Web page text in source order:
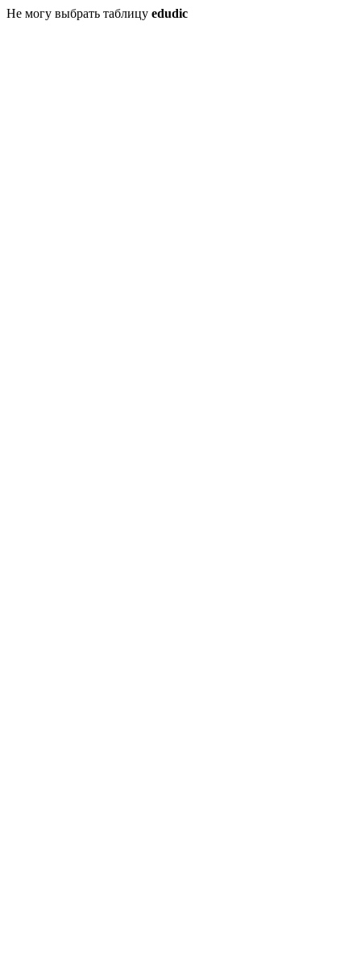
Не могу выбрать таблицу edudic